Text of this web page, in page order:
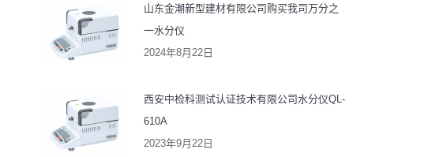
山东金潮新型建材有限公司购买我司万分之
一水分仪
2024年8月22日
西安中检科测试认证技术有限公司水分仪QL-
610A
2023年9月22日